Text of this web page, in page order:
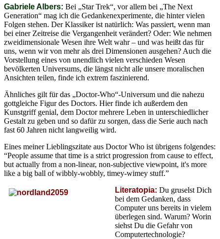
Gabriele Albers: Bei „Star Trek“, vor allem bei „The Next
Generation“ mag ich die Gedankenexperimente, die hinter vielen
Folgen stehen. Der Klassiker ist natürlich: Was passiert, wenn man
bei einer Zeitreise die Vergangenheit verändert? Oder: Wie nehmen
zweidimensionale Wesen ihre Welt wahr – und was heißt das für
uns, wenn wir von mehr als drei Dimensionen ausgehen? Auch die
Vorstellung eines von unendlich vielen verschieden Wesen
bevölkerten Universums, die längst nicht alle unsere moralischen
Ansichten teilen, finde ich extrem faszinierend.
Ähnliches gilt für das „Doctor-Who“-Universum und die nahezu
gottgleiche Figur des Doctors. Hier finde ich außerdem den
Kunstgriff genial, dem Doctor mehrere Leben in unterschiedlicher
Gestalt zu geben und so dafür zu sorgen, dass die Serie auch nach
fast 60 Jahren nicht langweilig wird.
Eines meiner Lieblingszitate aus Doctor Who ist übrigens folgendes:
“People assume that time is a strict progression from cause to effect,
but actually from a non-linear, non-subjective viewpoint, it's more
like a big ball of wibbly-wobbly, timey-wimey stuff.”
Literatopia: Du gruselst Dich
bei dem Gedanken, dass
Computer uns bereits in vielem
überlegen sind. Warum? Worin
siehst Du die Gefahr von
Computertechnologie?